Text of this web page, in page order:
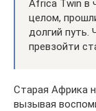
Africa Twin в
целом,
долгий путь.
превзойти
Старая Африка
вызывая